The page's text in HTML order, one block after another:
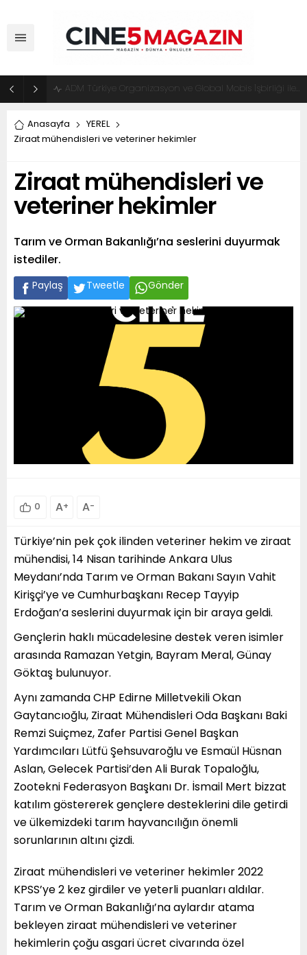
ADM Türkiye Organizasyon ve Global Mobis İşbirliği ile Halka Açık Motosiklet Festivali
Anasayfa
YEREL
Ziraat mühendisleri ve veteriner hekimler
Ziraat mühendisleri ve
veteriner hekimler
Tarım ve Orman Bakanlığı’na seslerini duyurmak
istediler.
Paylaş Tweetle Gönder
0 A+ A-
Türkiye’nin pek çok ilinden veteriner hekim ve ziraat
mühendisi, 14 Nisan tarihinde Ankara Ulus
Meydanı’nda Tarım ve Orman Bakanı Sayın Vahit
Kirişçi’ye ve Cumhurbaşkanı Recep Tayyip
Erdoğan’a seslerini duyurmak için bir araya geldi.
Gençlerin haklı mücadelesine destek veren isimler
arasında Ramazan Yetgin, Bayram Meral, Günay
Göktaş bulunuyor.
Aynı zamanda CHP Edirne Milletvekili Okan
Gaytancıoğlu, Ziraat Mühendisleri Oda Başkanı Baki
Remzi Suiçmez, Zafer Partisi Genel Başkan
Yardımcıları Lütfü Şehsuvaroğlu ve Esmaül Hüsnan
Aslan, Gelecek Partisi’den Ali Burak Topaloğlu,
Zootekni Federasyon Başkanı Dr. İsmail Mert bizzat
katılım göstererek gençlere desteklerini dile getirdi
ve ülkemizdeki tarım hayvancılığın önemli
sorunlarının altını çizdi.
Ziraat mühendisleri ve veteriner hekimler 2022
KPSS’ye 2 kez girdiler ve yeterli puanları aldılar.
Tarım ve Orman Bakanlığı’na aylardır atama
bekleyen ziraat mühendisleri ve veteriner
hekimlerin çoğu asgari ücret civarında özel